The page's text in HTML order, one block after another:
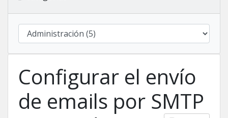
Configurar el envío
de emails por SMTP